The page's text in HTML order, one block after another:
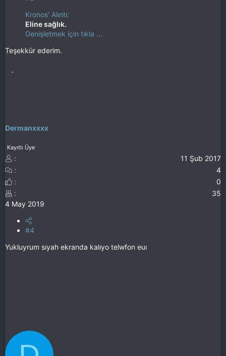
Kronos' Alıntı:
Eline sağlık.
Genişletmek için tıkla ...
Teşekkür ederim.
Dermanxxxx
Kayıtlı Üye
11 Şub 2017
4
0
35
4 May 2019
#4
Yukluyrum sıyah ekranda kalıyo telwfon euı